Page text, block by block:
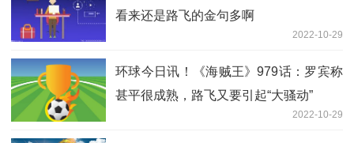
看来还是路飞的金句多啊
2022-10-29
环球今日讯！《海贼王》979话：罗宾称
甚平很成熟，路飞又要引起“大骚动”
2022-10-29